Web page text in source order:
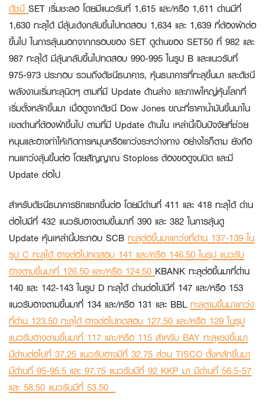
ดัชนี SET เริ่มชะลอ โดยมีแนวรับที่ 1,615 และ/หรือ 1,611 ด่านมีที่
1,630 ทะลุได้ มีลุ้นเด้งกลับขึ้นไปทดสอบ 1,634 และ 1,639 ที่ต้องฝ่าต่อ
ขึ้นไป ในการลุ้นนอกจากกรอบของ SET ดูด่านของ SET50 ที่ 982 และ
987 ทะลุได้ มีลุ้นกลับขึ้นไปทดสอบ 990-995 ในรูป B และแนวรับที่
975-973 ประกอบ รวมถึงดัชนีธนาคาร, หุ้นธนาคารที่ทะลุขึ้นมา และดัชนี
พลังงานเริ่มทะลุนิดๆ ตามที่มี Update ด้านล่าง และภาพใหญ่หุ้นโลกที่
เริ่มตั้งหลักขึ้นมา เมื่อดูจากดัชนี Dow Jones ขณะที่ราคาน้ำมันขึ้นมาใน
เขตด่านที่ต้องฝ่าขึ้นไป ตามที่มี Update ด้านใน เหล่านี้เป็นปัจจัยที่ช่วย
หนุนและอาจทำให้เกิดการหมุนหรือแกว่งระหว่างทาง อย่างไรก็ตาม ยังถือ
ทนแกว่งลุ้นขึ้นต่อ โดยสัญญาณ Stoploss ต้องขอดูจนปิด และมี
Update ต่อไป
สำหรับดัชนีธนาคารซิกแซกขึ้นต่อ โดยมีด่านที่ 411 และ 418 ทะลุได้ ด่าน
ต่อไปมีที่ 432 แนวรับอาจตามขึ้นมาที่ 390 และ 382 ในการลุ้นดู
Update หุ้นเหล่านี้ประกอบ SCB ทะลุต่อขึ้นมาแกว่งที่ด่าน 137-139 ใน
รูป C ทะลุได้ อาจต่อไปทดสอบ 141 และ/หรือ 146.50 ในรุป แนวรับ
อาจตามขึ้นมาที่ 126.50 และ/หรือ 124.50 KBANK ทะลุต่อขึ้นมาที่ด่าน
140 และ 142-143 ในรูป D ทะลุได้ ด่านต่อไปมีที่ 147 และ/หรือ 153
แนวรับอาจตามขึ้นมาที่ 134 และ/หรือ 131 และ BBL ทะลุตามขึ้นมาแกว่ง
ที่ด่าน 123.50 ทะลุได้ อาจต่อไปทดสอบ 127.50 และ/หรือ 129 ในรูป
แนวรับอาจตามขึ้นมาที่ 117 และ/หรือ 115 สำหรับ BAY ทะลุแรงขึ้นมา
มีด่านต่อไปที่ 37.25 แนวรับอาจมีที่ 32.75 ส่วน TISCO ตั้งหลักขึ้นมา
มีด่านที่ 95-95.5 และ 97.75 แนวรับมีที่ 92 KKP มา มีด่านที่ 56.5-57
และ 58.50 แนวรับมีที่ 53.50